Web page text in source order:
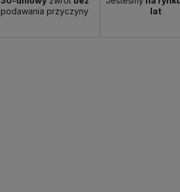
podawania przyczyny
lat